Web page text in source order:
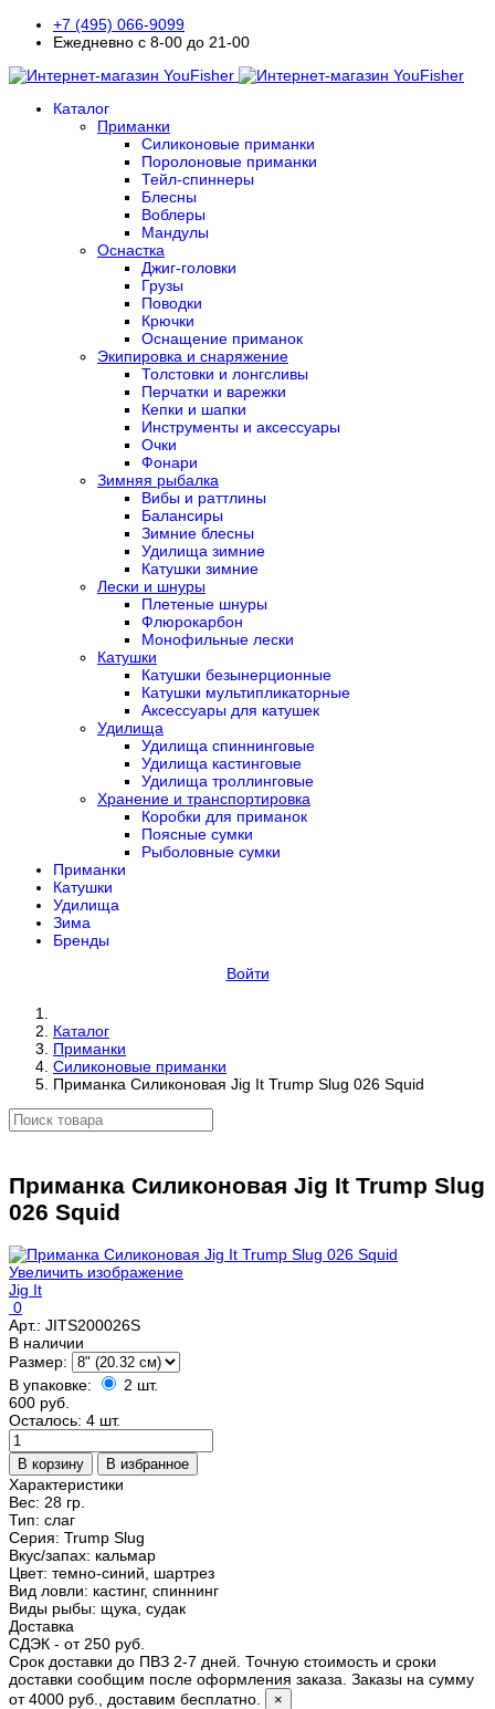
+7 (495) 066-9099
Ежедневно с 8-00 до 21-00
Каталог
Приманки
Силиконовые приманки
Поролоновые приманки
Тейл-спиннеры
Блесны
Воблеры
Мандулы
Оснастка
Джиг-головки
Грузы
Поводки
Крючки
Оснащение приманок
Экипировка и снаряжение
Толстовки и лонгсливы
Перчатки и варежки
Кепки и шапки
Инструменты и аксессуары
Очки
Фонари
Зимняя рыбалка
Вибы и раттлины
Балансиры
Зимние блесны
Удилища зимние
Катушки зимние
Лески и шнуры
Плетеные шнуры
Флюрокарбон
Монофильные лески
Катушки
Катушки безынерционные
Катушки мультипликаторные
Аксессуары для катушек
Удилища
Удилища спиннинговые
Удилища кастинговые
Удилища троллинговые
Хранение и транспортировка
Коробки для приманок
Поясные сумки
Рыболовные сумки
Приманки
Катушки
Удилища
Зима
Бренды
Войти
Каталог
Приманки
Силиконовые приманки
Приманка Силиконовая Jig It Trump Slug 026 Squid
Приманка Силиконовая Jig It Trump Slug
026 Squid
Увеличить изображение
Jig It
0
Арт.: JITS200026S
В наличии
Размер:
В упаковке:
2 шт.
600 руб.
Осталось: 4 шт.
Характеристики
Вес: 28 гр.
Тип: слаг
Серия: Trump Slug
Вкус/запах: кальмар
Цвет: темно-синий, шартрез
Вид ловли: кастинг, спиннинг
Виды рыбы: щука, судак
Доставка
СДЭК - от 250 руб.
Срок доставки до ПВЗ 2-7 дней. Точную стоимость и сроки
доставки сообщим после оформления заказа. Заказы на сумму
от 4000 руб., доставим бесплатно.
×